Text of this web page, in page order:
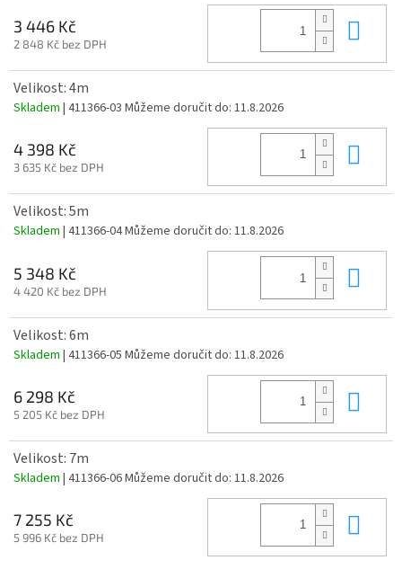
3 446 Kč
2 848 Kč bez DPH
Velikost: 4m
Skladem | 411366-03 Můžeme doručit do: 11.8.2026
4 398 Kč
3 635 Kč bez DPH
Velikost: 5m
Skladem | 411366-04Můžeme doručit do: 11.8.2026
5 348 Kč
4 420 Kč bez DPH
Velikost: 6m
Skladem | 411366-05 Můžeme doručit do: 11.8.2026
6 298 Kč
5 205 Kč bez DPH
Velikost: 7m
Skladem | 411366-06Můžeme doručit do: 11.8.2026
7 255 Kč
5 996 Kč bez DPH